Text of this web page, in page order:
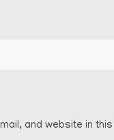
and website in